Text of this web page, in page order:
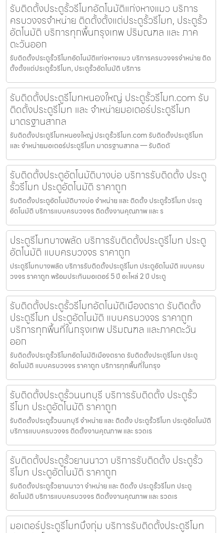
รับติดตั้งประตูรั้วรีโมทอัตโนมัติแก่งหางแมว บริการ
ครบวงจรจำหน่าย ติดตั้งตั้งแต่ประตูรั้วรีโมท, ประตูรั้ว
อัตโนมัติ บริการทุกพื้นกรุงเทพ ปริมณฑล และ ภาค
ตะวันออก
รับติดตั้งประตูรั้วรีโมทอัตโนมัติแก่งหางแมว บริการครบวงจรจำหน่าย ติด
ตั้งตั้งแต่ประตูรั้วรีโมท, ประตูรั้วอัตโนมัติ บริการ
รับติดตั้งประตูรีโมทหนองใหญ่ ประตูรั้วรีโมท.com รับ
ติดตั้งประตูรีโมท และ จำหน่ายมอเตอร์ประตูรีโมท
มาตรฐานสากล
รับติดตั้งประตูรีโมทหนองใหญ่ ประตูรั้วรีโมท.com รับติดตั้งประตูรีโมท
และ จำหน่ายมอเตอร์ประตูรีโมท มาตรฐานสากล — รับติดตั
รับติดตั้งประตูอัตโนมัติบางบ่อ บริการรับติดตั้ง ประตู
รั้วรีโมท ประตูอัตโนมัติ ราคาถูก
รับติดตั้งประตูอัตโนมัติบางบ่อ จำหน่าย และ ติดตั้ง ประตูรั้วรีโมท ประตู
อัตโนมัติ บริการแบบครบวงจร ติดตั้งงานคุณภาพ และ ร
ประตูรีโมทบางพลัด บริการรับติดตั้งประตูรีโมท ประตู
อัตโนมัติ แบบครบวงจร ราคาถูก
ประตูรีโมทบางพลัด บริการรับติดตั้งประตูรีโมท ประตูอัตโนมัติ แบบครบ
วงจร ราคาถูก พร้อมประกันมอเตอร์ 5 ปี อะไหล่ 2 ปี ประตู
รับติดตั้งประตูรั้วรีโมทอัตโนมัติเมืองตราด รับติดตั้ง
ประตูรีโมท ประตูอัตโนมัติ แบบครบวงจร ราคาถูก
บริการทุกพื้นที่ในกรุงเทพ ปริมณฑล และภาคตะวัน
ออก
รับติดตั้งประตูรั้วรีโมทอัตโนมัติเมืองตราด รับติดตั้งประตูรีโมท ประตู
อัตโนมัติ แบบครบวงจร ราคาถูก บริการทุกพื้นที่ในกรุง
รับติดตั้งประตูรั้วนนทบุรี บริการรับติดตั้ง ประตูรั้ว
รีโมท ประตูอัตโนมัติ ราคาถูก
รับติดตั้งประตูรั้วนนทบุรี จำหน่าย และ ติดตั้ง ประตูรั้วรีโมท ประตูอัตโนมัติ
บริการแบบครบวงจร ติดตั้งงานคุณภาพ และ รวดเร
รับติดตั้งประตูรั้วยานนาวา บริการรับติดตั้ง ประตูรั้ว
รีโมท ประตูอัตโนมัติ ราคาถูก
รับติดตั้งประตูรั้วยานนาวา จำหน่าย และ ติดตั้ง ประตูรั้วรีโมท ประตู
อัตโนมัติ บริการแบบครบวงจร ติดตั้งงานคุณภาพ และ รวดเร
มอเตอร์ประตูรีโมทบึงกุ่ม บริการรับติดตั้งประตูรีโมท